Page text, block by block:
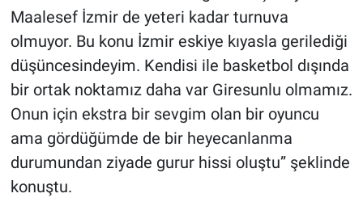
Maalesef İzmir de yeteri kadar turnuva
olmuyor. Bu konu İzmir eskiye kıyasla gerilediği
düşüncesindeyim. Kendisi ile basketbol dışında
bir ortak noktamız daha var Giresunlu olmamız.
Onun için ekstra bir sevgim olan bir oyuncu
ama gördüğümde de bir heyecanlanma
durumundan ziyade gurur hissi oluştu” şeklinde
konuştu.